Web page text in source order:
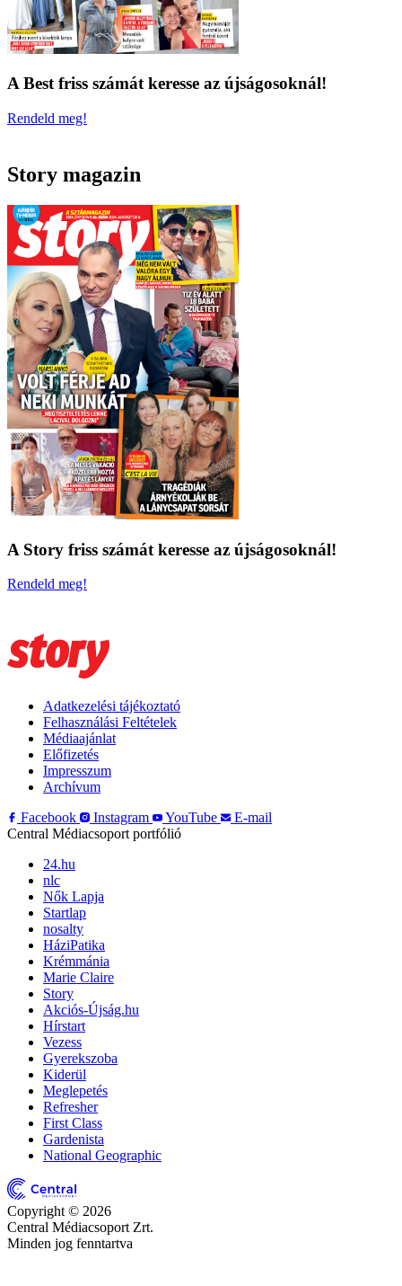
A Best friss számát keresse az újságosoknál!
Rendeld meg!
Story magazin
A Story friss számát keresse az újságosoknál!
Rendeld meg!
Adatkezelési tájékoztató
Felhasználási Feltételek
Médiaajánlat
Előfizetés
Impresszum
Archívum
Facebook
Instagram YouTube
E-mail
Central Médiacsoport portfólió
24.hu
nlc
Nők Lapja
Startlap
nosalty
HáziPatika
Krémmánia
Marie Claire
Story
Akciós-Újság.hu
Hírstart
Vezess
Gyerekszoba
Kiderül
Meglepetés
Refresher
First Class
Gardenista
National Geographic
Copyright © 2026
Central Médiacsoport Zrt.
Minden jog fenntartva